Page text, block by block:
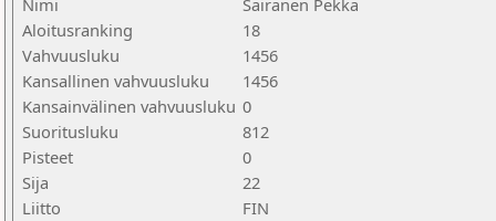
Nimi
Sairanen Pekka
Aloitusranking
18
Vahvuusluku
1456
Kansallinen vahvuusluku
1456
Kansainvälinen vahvuusluku 0
Suoritusluku
812
Pisteet
0
Sija
22
Liitto
FIN